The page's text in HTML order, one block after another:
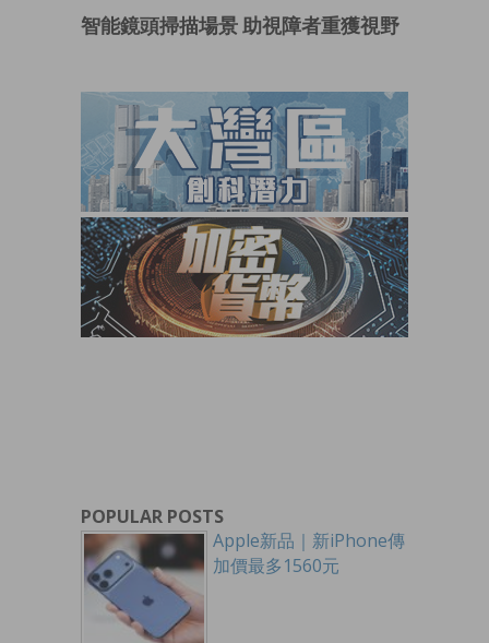
智能鏡頭掃描場景 助視障者重獲視野
POPULAR POSTS
Apple新品｜新iPhone傳
加價最多1560元